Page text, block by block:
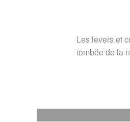
Les levers et
tombée de la